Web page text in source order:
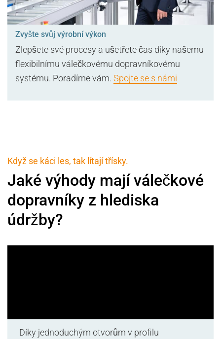
Zvyšte svůj výrobní výkon
Zlepšete své procesy a ušetřete čas díky našemu
flexibilnímu válečkovému dopravníkovému
systému. Poradíme vám. Spojte se s námi
Když se káci les, tak lítají třísky.
Jaké výhody mají válečkové
dopravníky z hlediska
údržby?
Díky jednoduchým otvorům v profilu